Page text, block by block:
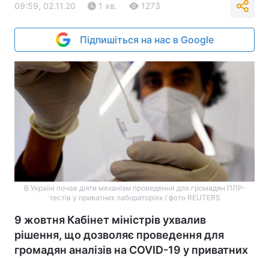
09:59, 02.11.20 1 хв. 1273
Підпишіться на нас в Google
В Україні почав діяти механізм проведення для громадян ПЛР-
тестів у приватних лабораторіях / фото REUTERS
9 жовтня Кабінет міністрів ухвалив
рішення, що дозволяє проведення для
громадян аналізів на COVID-19 у приватних